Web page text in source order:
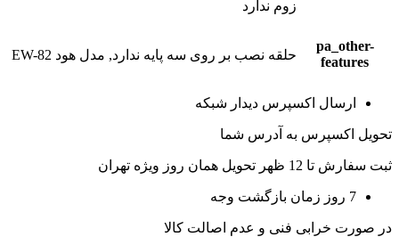
زوم ندارد
pa_other-
features
حلقه نصب بر روی سه پایه ندارد, مدل هود EW-82
ارسال اکسپرس دیدار شبکه
تحویل اکسپرس به آدرس شما
ثبت سفارش تا 12 ظهر تحویل همان روز ویژه تهران
7 روز زمان بازگشت وجه
در صورت خرابی فنی و عدم اصالت کالا